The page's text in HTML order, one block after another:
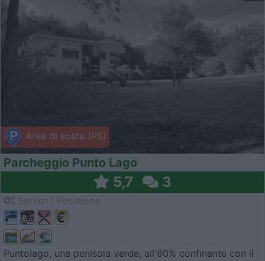
Area di sosta (PS)
Parcheggio Punto Lago
5,7 3
Puntolago, una penisola verde, all'80% confinante con il